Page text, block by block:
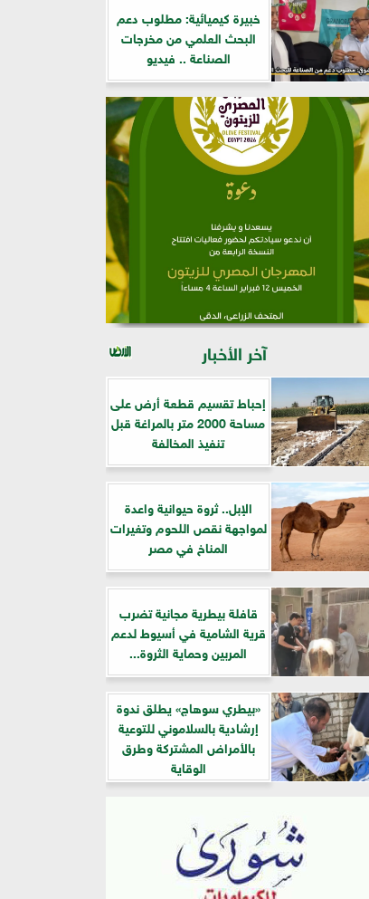
خبيرة كيميائية: مطلوب دعم
البحث العلمي من مخرجات
الصناعة .. فيديو
آخر الأخبار
إحباط تقسيم قطعة أرض على
مساحة 2000 متر بالمراغة قبل
تنفيذ المخالفة
الإبل.. ثروة حيوانية واعدة
لمواجهة نقص اللحوم وتغيرات
المناخ في مصر
قافلة بيطرية مجانية تضرب
قرية الشامية في أسيوط لدعم
المربين وحماية الثروة...
«بيطري سوهاج» يطلق ندوة
إرشادية بالسلاموني للتوعية
بالأمراض المشتركة وطرق
الوقاية